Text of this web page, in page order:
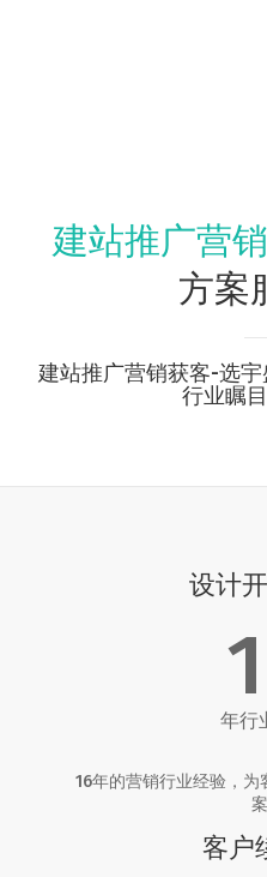
建站推广营
方案
建站推广营销获客-选
行业瞩
设计
年行
16年的营销行业经验，
案
客户